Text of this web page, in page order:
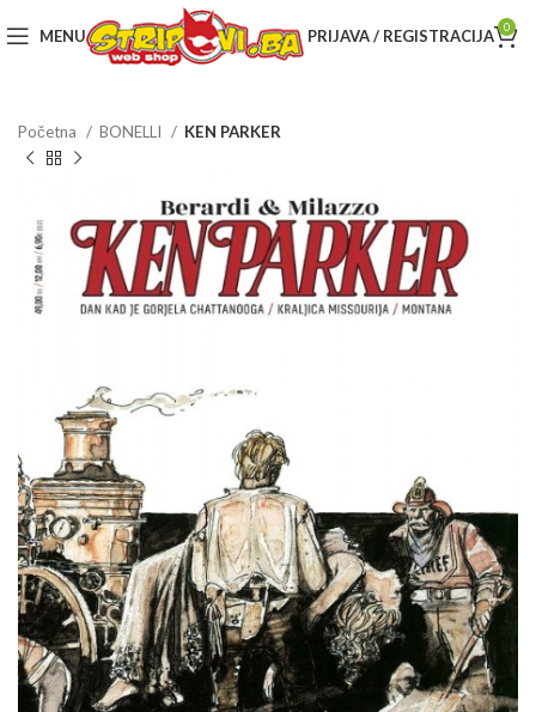
MENU PRIJAVA / REGISTRACIJA 0
Početna BONELLI KEN PARKER